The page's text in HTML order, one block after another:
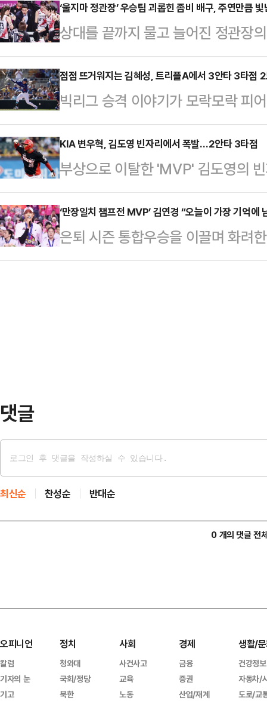
2025 메이저리그(MLB) 신시내티
출전해 4타수 무안타에 그쳤다.안
전 0.333에서 0.300(40타수 12안
란시스코 타선은 신시내티 좌완 선
사 2루 상황서 첫 타석에 들어선 이
스트볼에…
‘울지마 정관장’ 우승팀 괴롭힌 좀비 배구, 주연만큼
상대를 끝까지 물고 늘어진 정관장
드라마의 당당한 주역이었다.정관
도드람 2024-25 V리그 여자부 챔
명에 세트스코어 2-3(24-26
다.이로써 정관장은 시리즈 전적 2
비록 스포트라이트는 이날 은퇴 경
복귀한 흥국생명에 쏠렸지만 정관
림과 감동…
점점 뜨거워지는 김혜성, 트리플A에서 3안타 3타점
빅리그 승격 이야기가 모락모락 피
한 번 마이너리그에서 맹타를 휘둘
라호마시티 코메츠)에서 뛰고 있는
댈러스 델 다이아몬드 스타디움에
와 원정 경기서 6타수 3안타 3타점
은 트리플A에서 타율 0.308(39타
활약을 이어가고 있다.김혜성의 활
했다.한편, 김…
KIA 변우혁, 김도영 빈자리에서 폭발…2안타 3타점
부상으로 이탈한 'MVP' 김도영의
타이거즈는 8일 부산 사직야구장
그’ 롯데 자이언츠전에서 변우혁
다.2연패에서 벗어난 KIA는 시즌
초반은 롯데 분위기였다. 롯데 좌
‘만장일치 챔프전 MVP’ 김연경 “오늘이 가장 기억에
은퇴 시즌 통합우승을 이끌며 화려
가슴 벅찬 소감을 남겼다.흥국생명
댓글
최신순 찬성순 반대순
0 개의 댓글 전
오피니언
칼럼
기자의 눈
기고
정치
청와대
국회/정당
북한
사회
사건사고
교육
노동
경제
금융
증권
산업/재계
생활/
건강정보
자동차/
도로/교